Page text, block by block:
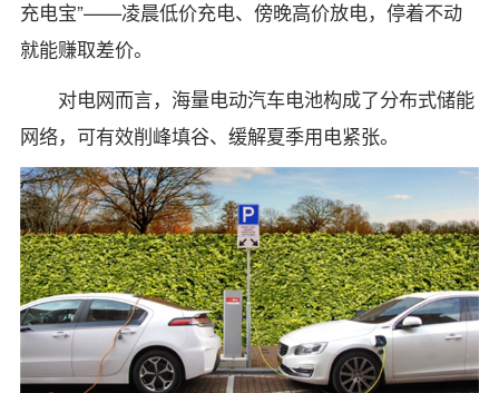
充电宝”——凌晨低价充电、傍晚高价放电，停着不动
就能赚取差价。
对电网而言，海量电动汽车电池构成了分布式储能
网络，可有效削峰填谷、缓解夏季用电紧张。